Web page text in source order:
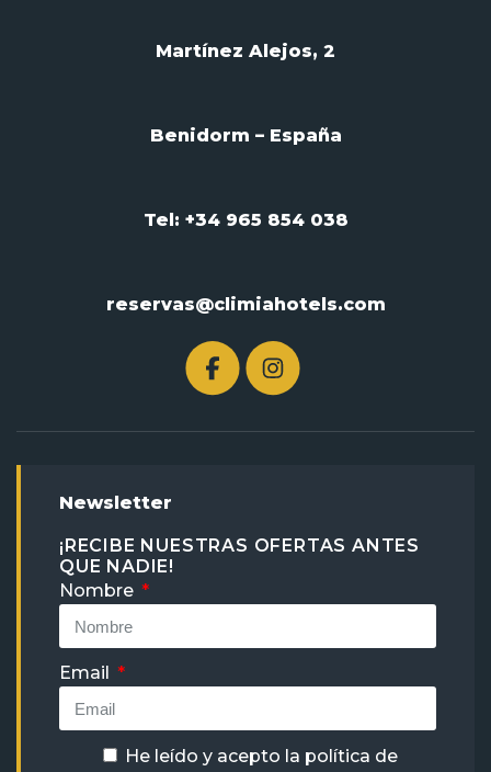
Martínez Alejos, 2
Benidorm – España
Tel: +34 965 854 038
reservas@climiahotels.com
Newsletter
¡RECIBE NUESTRAS OFERTAS ANTES
QUE NADIE!
Nombre
Email
He leído y acepto la política de